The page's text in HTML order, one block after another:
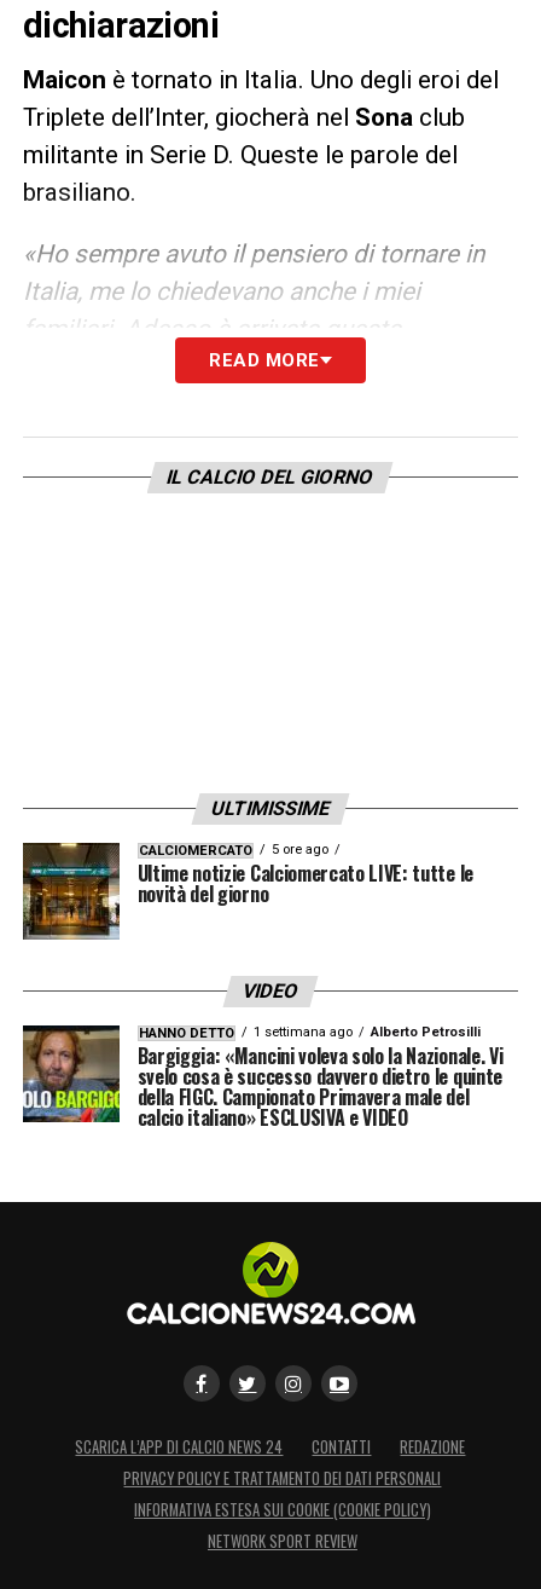
dichiarazioni
Maicon è tornato in Italia. Uno degli eroi del
Triplete dell’Inter, giocherà nel Sonaclub
militante in Serie D. Queste le parole del
brasiliano.
«Ho sempre avuto il pensiero di tornare in
Italia, me lo chiedevano anche i miei
familiari. Adesso è arrivata questa
opportunità, l’ho accettata subito e sono
mio figlio Felipe, 15 anni, anche lui è qui con
me. Serie D? Non cambia nulla. Il calcio è
READ MORE
IL CALCIO DEL GIORNO
ULTIMISSIME
CALCIOMERCATO 5 ore ago
Ultime notizie Calciomercato LIVE: tutte le
novità del giorno
VIDEO
HANNO DETTO 1 settimana ago Alberto Petrosilli
Bargiggia: «Mancini voleva solo la Nazionale. Vi
svelo cosa è successo davvero dietro le quinte
della FIGC. Campionato Primavera male del
calcio italiano» ESCLUSIVA e VIDEO
SCARICA L’APP DI CALCIO NEWS 24 CONTATTI
REDAZIONE
PRIVACY POLICY E TRATTAMENTO DEI DATI PERSONALI
INFORMATIVA ESTESA SUI COOKIE (COOKIE POLICY)
NETWORK SPORT REVIEW